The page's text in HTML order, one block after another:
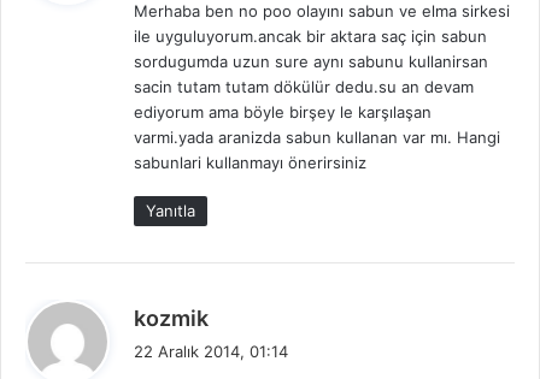
i
k
i
Merhaba ben no poo olayını sabun ve elma sirkesi
ile uyguluyorum.ancak bir aktara saç için sabun
sordugumda uzun sure aynı sabunu kullanirsan
sacin tutam tutam dökülür dedu.su an devam
ediyorum ama böyle birşey le karşılaşan
varmi.yada aranizda sabun kullanan var mı. Hangi
sabunlari kullanmayı önerirsiniz
Yanıtla
kozmik
22 Aralık 2014, 01:14